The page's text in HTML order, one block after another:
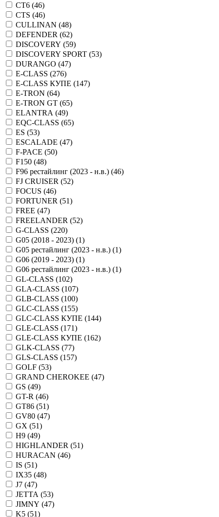
CT6 (46)
CTS (46)
CULLINAN (48)
DEFENDER (62)
DISCOVERY (59)
DISCOVERY SPORT (53)
DURANGO (47)
E-CLASS (276)
E-CLASS КУПЕ (147)
E-TRON (64)
E-TRON GT (65)
ELANTRA (49)
EQC-CLASS (65)
ES (53)
ESCALADE (47)
F-PACE (50)
F150 (48)
F96 рестайлинг (2023 - н.в.) (46)
FJ CRUISER (52)
FOCUS (46)
FORTUNER (51)
FREE (47)
FREELANDER (52)
G-CLASS (220)
G05 (2018 - 2023) (1)
G05 рестайлинг (2023 - н.в.) (1)
G06 (2019 - 2023) (1)
G06 рестайлинг (2023 - н.в.) (1)
GL-CLASS (102)
GLA-CLASS (107)
GLB-CLASS (100)
GLC-CLASS (155)
GLC-CLASS КУПЕ (144)
GLE-CLASS (171)
GLE-CLASS КУПЕ (162)
GLK-CLASS (77)
GLS-CLASS (157)
GOLF (53)
GRAND CHEROKEE (47)
GS (49)
GT-R (46)
GT86 (51)
GV80 (47)
GX (51)
H9 (49)
HIGHLANDER (51)
HURACAN (46)
IS (51)
IX35 (48)
J7 (47)
JETTA (53)
JIMNY (47)
K5 (51)